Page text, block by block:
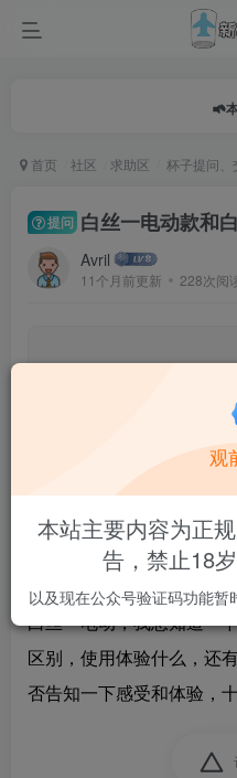
首页 社区 求助区 杯子提问、
提问 白丝一电动款和
Avril
11个月前更新 228次阅
★
求助一下各位大佬，白丝
选择，本人已经拥有白丝
白丝一电动，我想知道一
区别，使用体验什么，还
否告知一下感受和体验，
观
本站主要内容为正
告，禁止18
以及现在公众号验证码功能